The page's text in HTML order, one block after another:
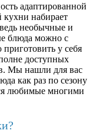
адаптированной
кухни набирает
необычные и
блюда можно с
приготовить у себя
доступных
Мы нашли для вас
как раз по сезону
любимые многими